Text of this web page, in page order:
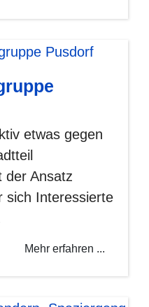
etwas gegen
der Ansatz
sich Interessierte
Mehr erfahren ...